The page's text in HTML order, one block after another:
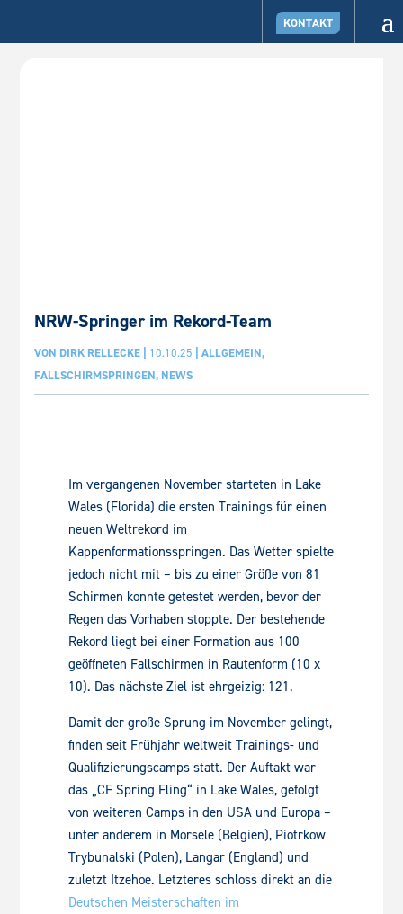
KONTAKT
NRW-Springer im Rekord-Team
VON DIRK RELLECKE 10.10.25 |ALLGEMEIN,
FALLSCHIRMSPRINGEN, NEWS
Im vergangenen November starteten in Lake
Wales (Florida) die ersten Trainings für einen
neuen Weltrekord im
Kappenformationsspringen. Das Wetter spielte
jedoch nicht mit – bis zu einer Größe von 81
Schirmen konnte getestet werden, bevor der
Regen das Vorhaben stoppte. Der bestehende
Rekord liegt bei einer Formation aus 100
geöffneten Fallschirmen in Rautenform (10 x
10). Das nächste Ziel ist ehrgeizig: 121.
Damit der große Sprung im November gelingt,
finden seit Frühjahr weltweit Trainings- und
Qualifizierungscamps statt. Der Auftakt war
das „CF Spring Fling“ in Lake Wales, gefolgt
von weiteren Camps in den USA und Europa –
unter anderem in Morsele (Belgien), Piotrkow
Trybunalski (Polen), Langar (England) und
zuletzt Itzehoe. Letzteres schloss direkt an die
Deutschen Meisterschaften im